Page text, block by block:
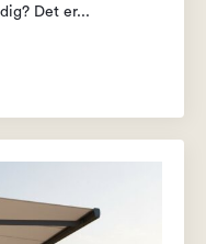
Det er...